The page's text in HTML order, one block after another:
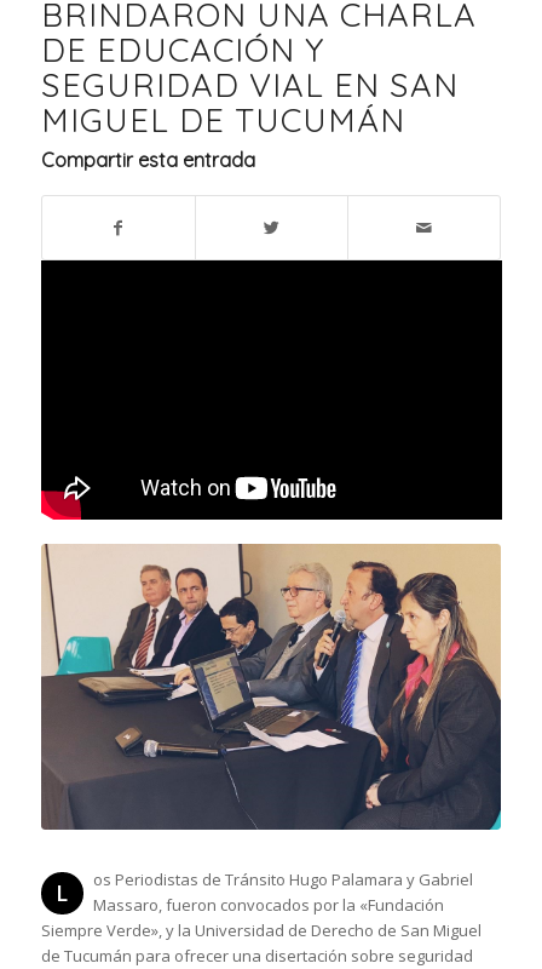
BRINDARON UNA CHARLA
DE EDUCACIÓN Y
SEGURIDAD VIAL EN SAN
MIGUEL DE TUCUMÁN
Compartir esta entrada
L
os Periodistas de Tránsito Hugo Palamara y Gabriel
Massaro, fueron convocados por la «Fundación
Siempre Verde», y la Universidad de Derecho de San Miguel
de Tucumán para ofrecer una disertación sobre seguridad